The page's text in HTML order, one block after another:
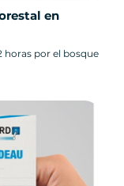
en
horas por el bosque